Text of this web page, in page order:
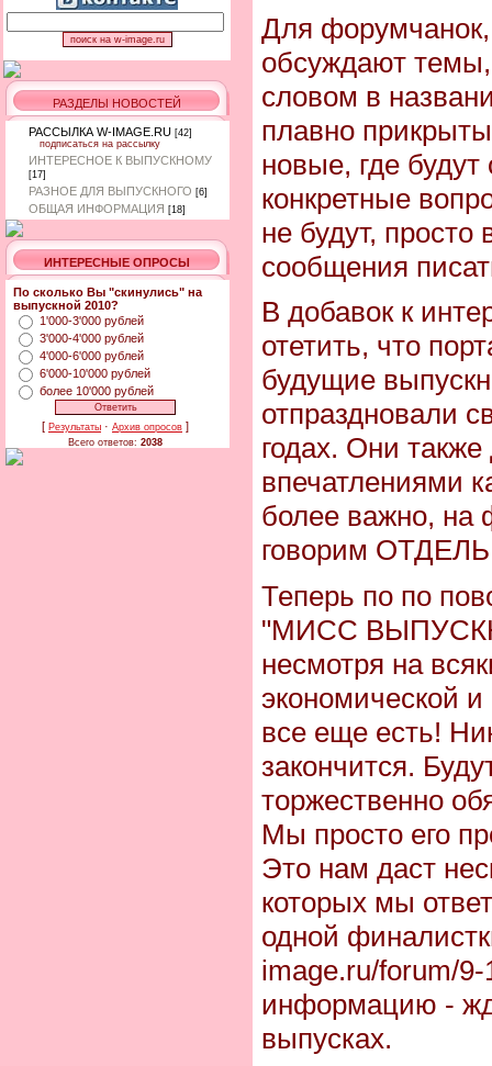
РАЗДЕЛЫ НОВОСТЕЙ
РАССЫЛКА W-IMAGE.RU [42]
подписаться на рассылку
ИНТЕРЕСНОЕ К ВЫПУСКНОМУ
[17]
РАЗНОЕ ДЛЯ ВЫПУСКНОГО [6]
ОБЩАЯ ИНФОРМАЦИЯ [18]
ИНТЕРЕСНЫЕ ОПРОСЫ
По сколько Вы "скинулись" на
выпускной 2010?
1'000-3'000 рублей
3'000-4'000 рублей
4'000-6'000 рублей
6'000-10'000 рублей
более 10'000 рублей
[ Результаты · Архив опросов ]
Всего ответов: 2038
Для форумчанок,
обсуждают
словом в
плавно
новые, где
конкретные
не будут, просто
сообщения
В добавок к
отетить, что
будущие
отпраздновали
годах. Они
впечатлениями
более важно,
говорим
Теперь по по
"МИСС
несмотря на
экономической
все еще есть!
закончится.
торжественно
Мы просто его
Это нам даст
которых мы
одной
image.ru/forum/
информацию -
выпусках.